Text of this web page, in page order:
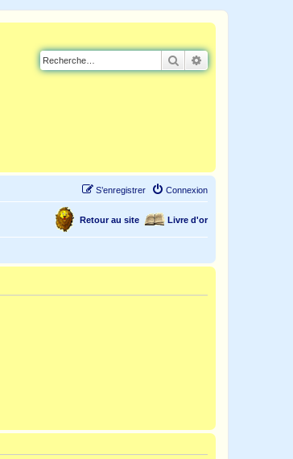
Rechercher
Connexion
S’enregistrer
Livre d'or
Retour au site